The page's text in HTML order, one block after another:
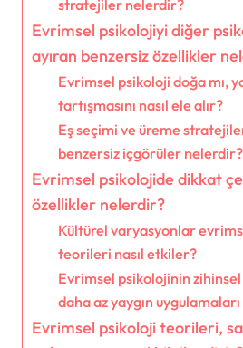
stratejiler nelerdir?
Evrimsel psikolojiyi diğer
ayıran benzersiz özellikler
Evrimsel psikoloji doğa mı,
tartışmasını nasıl ele alır?
Eş seçimi ve üreme
benzersiz içgörüler nelerdir?
Evrimsel psikolojide dikkat
özellikler nelerdir?
Kültürel varyasyonlar
teorileri nasıl etkiler?
Evrimsel psikolojinin zihinsel
daha az yaygın
Evrimsel psikoloji teorileri,